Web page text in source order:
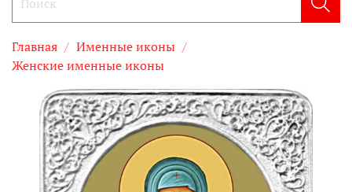
Главная
Именные иконы
Женские именные иконы